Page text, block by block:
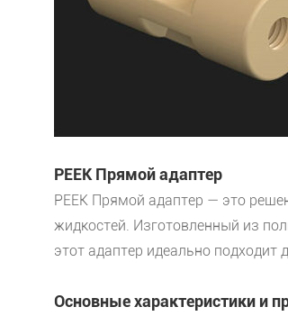
PEEK Прямой адаптер
PEEK Прямой адаптер — это
жидкостей. Изготовленный из
этот адаптер идеально подходит
Основные характеристики и